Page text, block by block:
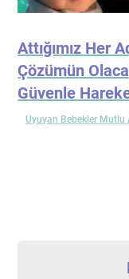
Attığımız Her
Çözümün
Güvenle
Uyuyan Bebekler Mutlu